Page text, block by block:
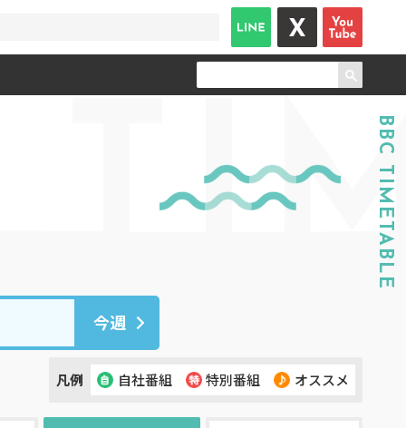
BBC TIMETABLE
今週
凡例 自社番組 特別番組 オススメ